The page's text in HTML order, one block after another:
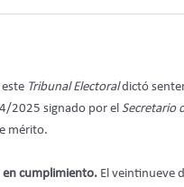
Tribunal Electoraldictó
2025 signado por el Secretario
mérito.
en cumplimiento. El veintinueve